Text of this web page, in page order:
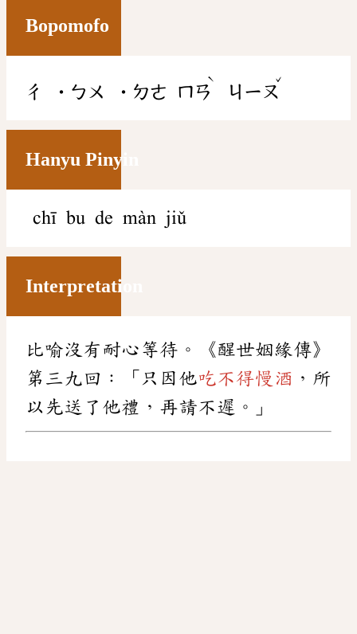
Bopomofo
ㄔ ˙ㄅㄨ ˙ㄉㄜ ㄇㄢ
ˋ
ㄐㄧㄡ
ˇ
Hanyu Pinyin
chī bu de màn jiǔ
Interpretation
比喻沒有耐心等待。《醒世姻緣傳》
第三九回：「只因他吃不得慢酒 ，所
以先送了他禮，再請不遲。」